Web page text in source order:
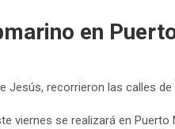
en
Jesús, recorrieron las calles
viernes se realizará en Puerto